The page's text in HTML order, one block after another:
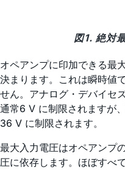
図1. 絶対
オペアンプに印加できる最
決まります。これは瞬時値
せん。アナログ・デバイセ
通常6 V に制限されますが
36 V に制限されます。
最大入力電圧はオペアンプ
圧に依存します。ほぼすべ